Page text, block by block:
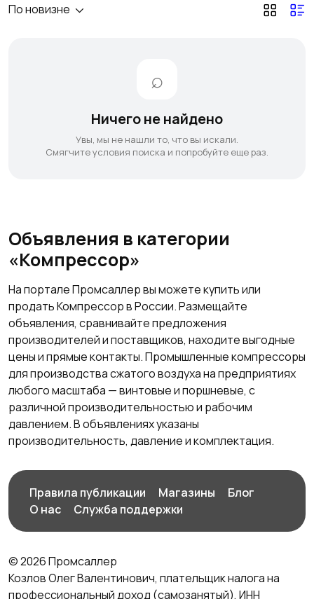
По новизне
Ничего не найдено
Увы, мы не нашли то, что вы искали.
Смягчите условия поиска и попробуйте еще раз.
Объявления в категории
«Компрессор»
На портале Промсаллер вы можете купить или
продать Компрессор в России. Размещайте
объявления, сравнивайте предложения
производителей и поставщиков, находите выгодные
цены и прямые контакты. Промышленные компрессоры
для производства сжатого воздуха на предприятиях
любого масштаба — винтовые и поршневые, с
различной производительностью и рабочим
давлением. В объявлениях указаны
производительность, давление и комплектация.
Правила публикации Магазины
Блог
О нас
Служба поддержки
© 2026 Промсаллер
Козлов Олег Валентинович, плательщик налога на
профессиональный доход (самозанятый), ИНН